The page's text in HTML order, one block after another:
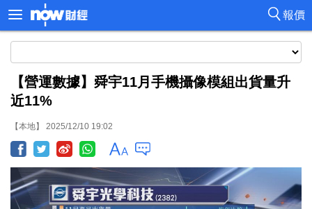
報價
【營運數據】舜宇11月手機攝像模組出貨量升
近11%
【本地】 2025/12/10 19:02